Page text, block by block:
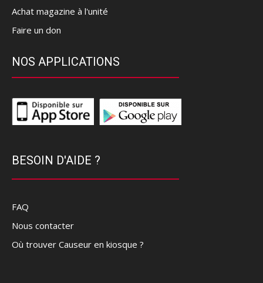
Achat magazine à l'unité
Faire un don
NOS APPLICATIONS
BESOIN D'AIDE ?
FAQ
Nous contacter
Où trouver Causeur en kiosque ?